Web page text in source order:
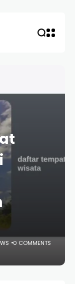
0 COMMENTS